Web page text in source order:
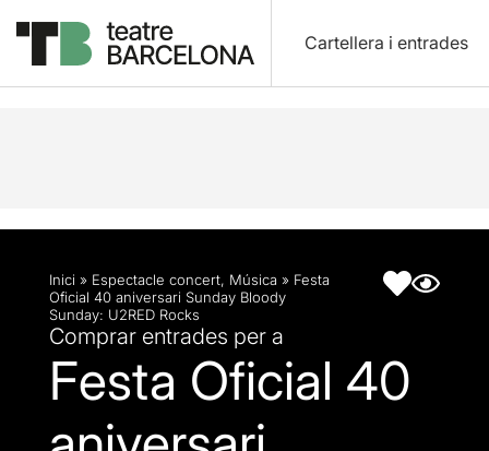
Cartellera i entrades
Descripció Fitxa artística
Inici » Espectacle concert, Música » Festa
Oficial 40 aniversari Sunday Bloody
Sunday: U2RED Rocks
Comprar entrades per a
Festa Oficial 40